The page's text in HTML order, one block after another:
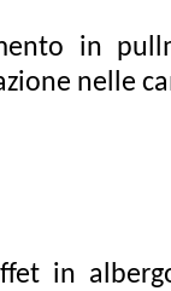
in
nelle
in